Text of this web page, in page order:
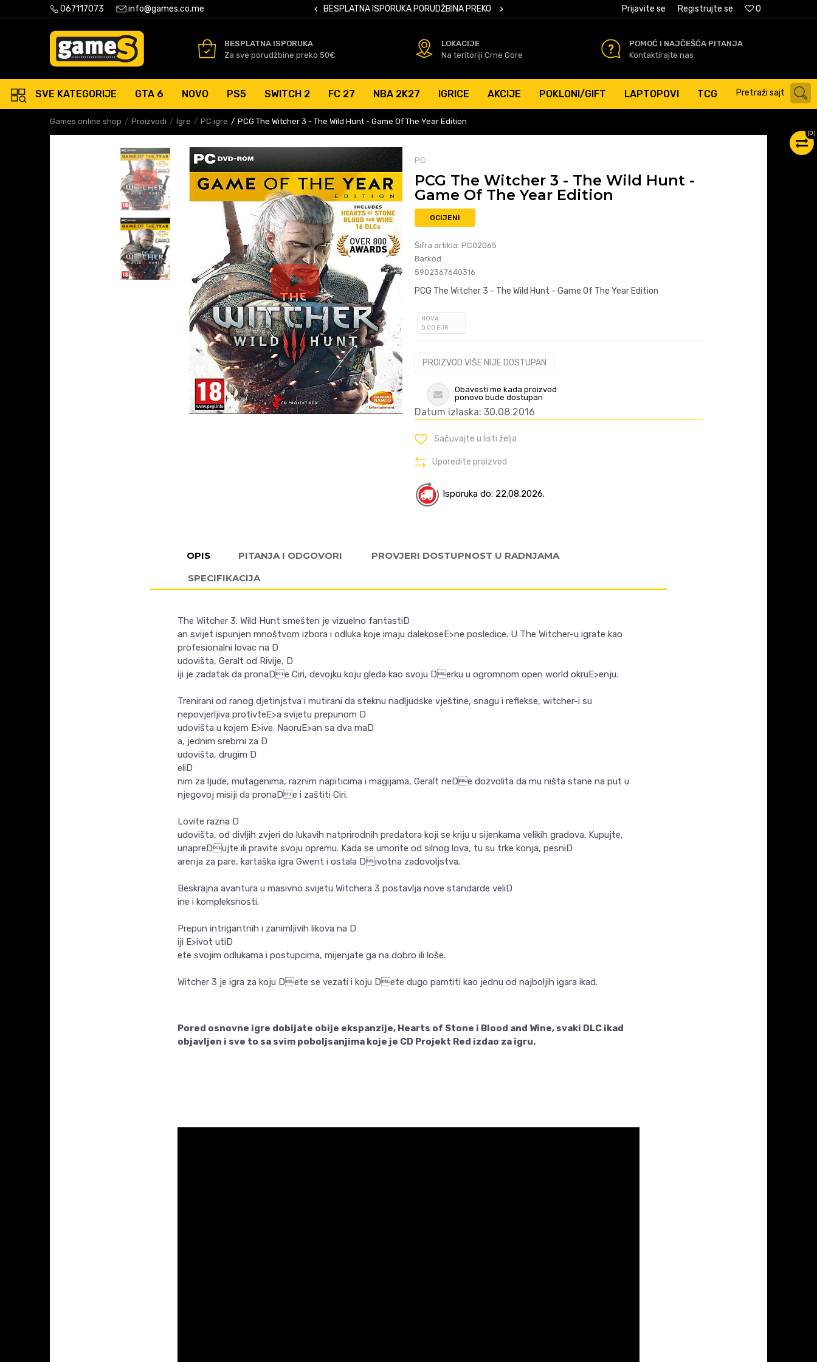
067117073 info@games.co.me
ISPORUKA PORUDŽBINA PREKO 50 EURSIGURNO PLAĆANJE PLATNIM KARTICAMA BESPLATNA ISPORUKA PORUDŽBINA PREKO 50 EURSIGURNO PLAĆANJE PLATNIM KARTICAMA 0
Prijavite se Registrujte se
BESPLATNA ISPORUKA
Za sve porudžbine preko 50€
LOKACIJE
Na teritoriji Crne Gore
POMOĆ I NAJČEŠĆA PITANJA
Kontaktirajte nas
SVE KATEGORIJE GTA 6 NOVO PS5 SWITCH 2 FC 27 NBA 2K27 IGRICE AKCIJE POKLONI/GIFT LAPTOPOVI TCG Pretraži sajt
Games online shop Proizvodi Igre PC igre PCG The Witcher 3 - The Wild Hunt - Game Of The Year Edition
(0)
PC
PCG The Witcher 3 - The Wild Hunt -
Game Of The Year Edition
OCIJENI
Šifra artikla: PC02065
Barkod:
5902367640316
PCG The Witcher 3 - The Wild Hunt - Game Of The Year Edition
NOVA
0,00 EUR
PROIZVOD VIŠE NIJE DOSTUPAN
Obavesti me kada proizvod
ponovo bude dostupan
Datum izlaska: 30.08.2016
Sačuvajte u listi želja
Uporedite proizvod
Isporuka do: 22.08.2026.
OPIS PITANJA I ODGOVORI
PROVJERI DOSTUPNOST U RADNJAMA
SPECIFIKACIJA
The Witcher 3: Wild Hunt smešten je vizuelno fantastiD
an svijet ispunjen mnoštvom izbora i odluka koje imaju dalekoseE>ne posledice. U The Witcher-u igrate kao
profesionalni lovac na D
udovišta, Geralt od Rivije, D
iji je zadatak da pronaDe Ciri, devojku koju gleda kao svoju Derku u ogromnom open world okruE>enju.
Trenirani od ranog djetinjstva i mutirani da steknu nadljudske vještine, snagu i reflekse, witcher-i su
nepovjerljiva protivteE>a svijetu prepunom D
udovišta u kojem E>ive. NaoruE>an sa dva maD
a, jednim srebrni za D
udovišta, drugim D
eliD
nim za ljude, mutagenima, raznim napiticima i magijama, Geralt neDe dozvolita da mu ništa stane na put u
njegovoj misiji da pronaDe i zaštiti Ciri.
Lovite razna D
udovišta, od divljih zvjeri do lukavih natprirodnih predatora koji se kriju u sijenkama velikih gradova. Kupujte,
unapreDujte ili pravite svoju opremu. Kada se umorite od silnog lova, tu su trke konja, pesniD
arenja za pare, kartaška igra Gwent i ostala Divotna zadovoljstva.
Beskrajna avantura u masivno svijetu Witchera 3 postavlja nove standarde veliD
ine i kompleksnosti.
Prepun intrigantnih i zanimljivih likova na D
iji E>ivot utiD
ete svojim odlukama i postupcima, mijenjate ga na dobro ili loše.
Witcher 3 je igra za koju Dete se vezati i koju Dete dugo pamtiti kao jednu od najboljih igara ikad.
Pored osnovne igre dobijate obije ekspanzije, Hearts of Stone i Blood and Wine, svaki DLC ikad
objavljen i sve to sa svim poboljsanjima koje je CD Projekt Red izdao za igru.